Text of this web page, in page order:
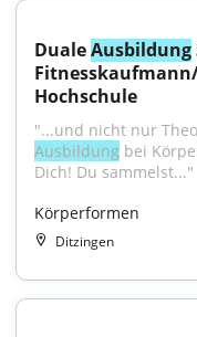
Duale Ausbildung
Hochschule
Ausbildung bei
Dich! Du sammelst..."
Körperformen
Ditzingen